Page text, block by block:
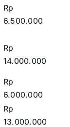
Rp
6.500.000
Rp
14.000.000
Rp
6.000.000
Rp
13.000.000